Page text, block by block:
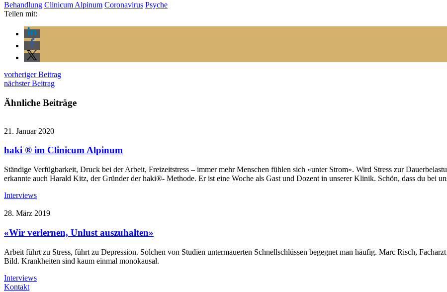
Behandlung Clinicum Alpinum Coronavirus Psyche
Teilen mit:
vorheriger Beitrag
nächster Beitrag
Ähnliche Beiträge
21. Januar 2020
haki ® im Clinicum Alpinum
Ständige Verfügbarkeit, Druck bei der Arbeit, Freizeitstress – immer mehr Menschen fühlen sich «unter Strom». Wird Stress zur
erkannte auch Harald Kitz, der Gründer der haki®- Methode. Er ist eine Woche als Gast und Dozent in unserer Klinik. Schön, dass du bei
Interviews
28. März 2019
«Wir verlernen, Unlust auszuhalten»
Arbeit führt zu Stress, führt zu Depression. Solchen von Studien untermauerten Schnellschlüssen begegnet man häufig. Marc Risch,
Bild. Krankheiten sind kaum einmal monokausal.
Interviews
Kontakt